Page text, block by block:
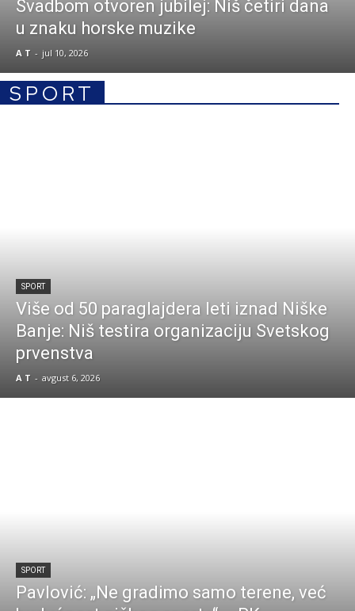
Svadbom otvoren jubilej: Niš četiri dana
u znaku horske muzike
A T - jul 10, 2026
SPORT
SPORT
Više od 50 paraglajdera leti iznad Niške
Banje: Niš testira organizaciju Svetskog
prvenstva
A T - avgust 6, 2026
SPORT
Pavlović: „Ne gradimo samo terene, već